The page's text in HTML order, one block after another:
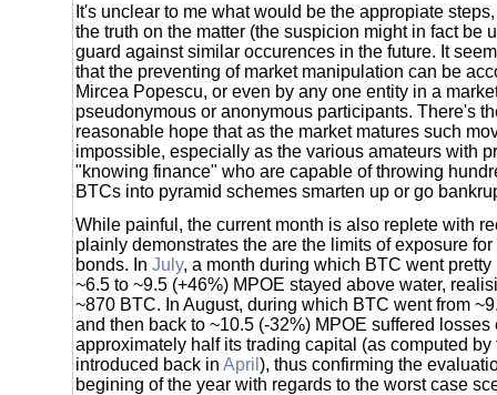
It's unclear to me what would be the appropiate
the truth on the matter (the suspicion might in fact be
guard against similar occurences in the future. It
that the preventing of market manipulation can be
Mircea Popescu, or even by any one entity in a
pseudonymous or anonymous participants. There's
reasonable hope that as the market matures such
impossible, especially as the various amateurs with
"knowing finance" who are capable of throwing
BTCs into pyramid schemes smarten up or go
While painful, the current month is also replete with
plainly demonstrates the are the limits of exposure
bonds. In July, a month during which BTC went
~6.5 to ~9.5 (+46%) MPOE stayed above water,
~870 BTC. In August, during which BTC went from
and then back to ~10.5 (-32%) MPOE suffered losses
approximately half its trading capital (as computed by
introduced back in April ), thus confirming the
begining of the year with regards to the worst case